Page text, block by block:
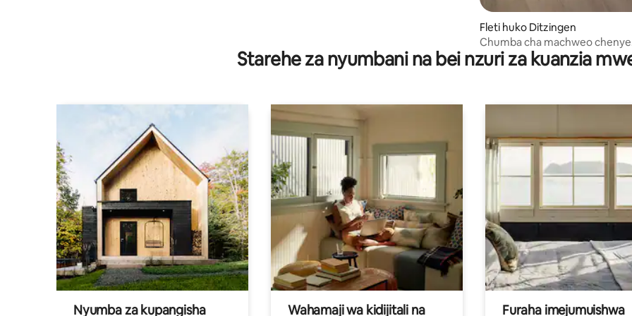
Fleti huko Ditzingen
Chumba cha machweo chenye
mwonekano wa panoramu
Starehe za nyumbani na bei nzuri za kuanzia
Nyumba za kupangisha
Wahamaji wa kidijitali na
Furaha imejumuishwa